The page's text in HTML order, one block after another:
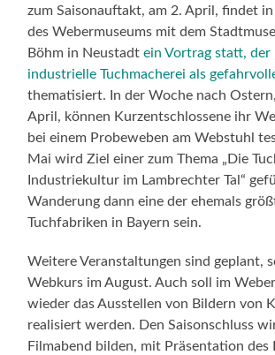
zum Saisonauftakt, am 2. April, findet
des Webermuseums mit dem
Böhm in Neustadtein Vortrag statt, der
industrielle Tuchmacherei als
thematisiert. In der Woche nach
April, können Kurzentschlossene ihr
bei einem Probeweben am Webstuhl
Mai wird Ziel einer zum Thema „Die
Industriekultur im Lambrechter Tal“
Wanderung dann eine der ehemals
Tuchfabriken in Bayern sein.
Weitere Veranstaltungen sind geplant,
Webkurs im August. Auch soll im
wieder das Ausstellen von Bildern von
realisiert werden. Den Saisonschluss
Filmabend bilden, mit Präsentation des